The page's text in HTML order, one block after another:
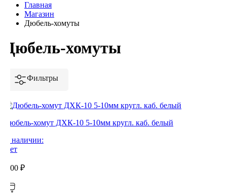
Главная
Магазин
Дюбель-хомуты
Дюбель-хомуты
Фильтры
Дюбель-хомут ДХК-10 5-10мм кругл. каб. белый
В наличии:
Нет
0,00 ₽